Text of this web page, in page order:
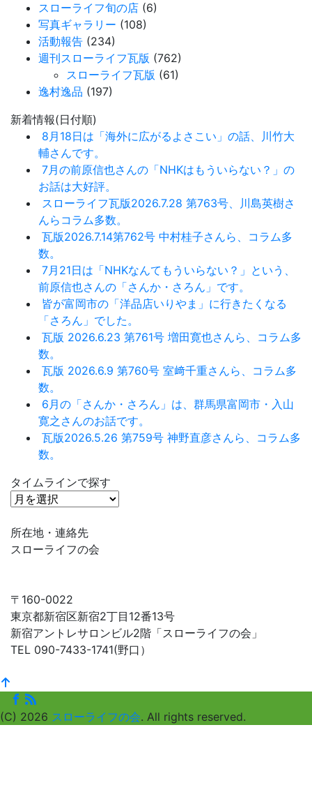
スローライフ旬の店 (6)
写真ギャラリー (108)
活動報告 (234)
週刊スローライフ瓦版 (762)
スローライフ瓦版 (61)
逸村逸品 (197)
新着情報(日付順)
8月18日は「海外に広がるよさこい」の話、川竹大
輔さんです。
7月の前原信也さんの「NHKはもういらない？」の
お話は大好評。
スローライフ瓦版2026.7.28 第763号、川島英樹さ
んらコラム多数。
瓦版2026.7.14第762号 中村桂子さんら、コラム多
数。
7月21日は「NHKなんてもういらない？」という、
前原信也さんの「さんか・さろん」です。
皆が富岡市の「洋品店いりやま」に行きたくなる
「さろん」でした。
瓦版 2026.6.23 第761号 増田寛也さんら、コラム多
数。
瓦版 2026.6.9 第760号 室﨑千重さんら、コラム多
数。
6月の「さんか・さろん」は、群馬県富岡市・入山
寛之さんのお話です。
瓦版2026.5.26 第759号 神野直彦さんら、コラム多
数。
タイムラインで探す
タ
ム
ラ
で
探
す
所在地・連絡先
スローライフの会
〒160-0022
東京都新宿区新宿2丁目12番13号
新宿アントレサロンビル2階「スローライフの会」
TEL 090-7433-1741(野口）
(C) 2026 スローライフの会. All rights reserved.